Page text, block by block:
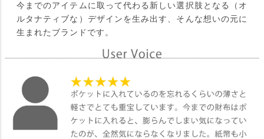
今までのアイテムに取って代わる新しい選択肢となる（オ
ルタナティブな）デザインを生み出す、そんな想いの元に
生まれたブランドです。